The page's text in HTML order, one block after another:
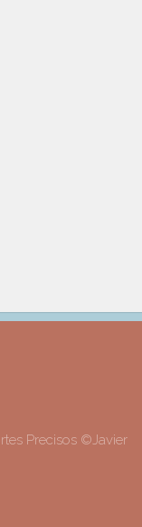
Precisos ©Javier